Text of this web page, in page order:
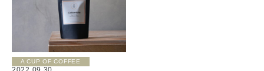
A CUP OF COFFEE